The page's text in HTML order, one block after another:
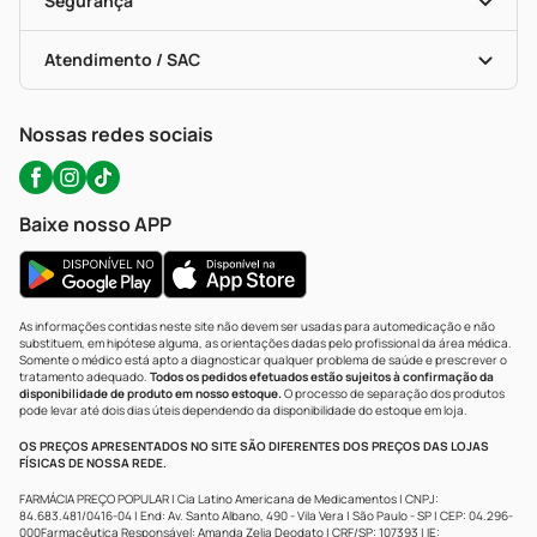
Troca E Devolução
Bulas De A A Z
Políticas De Marketplace
Testes Rápidos
Autoteste Covid-19
Certificado De Segurança
Portal Da Privacidade
Atendimento / SAC
WhatsApp (47) 9202-1687
Nossas redes sociais
Baixe nosso APP
As informações contidas neste site não devem ser usadas para automedicação e não
substituem, em hipótese alguma, as orientações dadas pelo profissional da área médica.
Somente o médico está apto a diagnosticar qualquer problema de saúde e prescrever o
tratamento adequado. Todos os pedidos efetuados estão sujeitos à confirmação da
disponibilidade de produto em nosso estoque.O processo de separação dos produtos
pode levar até dois dias úteis dependendo da disponibilidade do estoque em loja.
OS PREÇOS APRESENTADOS NO SITE SÃO DIFERENTES DOS PREÇOS DAS LOJAS
FÍSICAS DE NOSSA REDE.
FARMÁCIA PREÇO POPULAR | Cia Latino Americana de Medicamentos | CNPJ:
84.683.481/0416-04 | End: Av. Santo Albano, 490 - Vila Vera | São Paulo - SP | CEP: 04.296-
000Farmacêutica Responsável: Amanda Zelia Deodato | CRF/SP: 107393 | IE: